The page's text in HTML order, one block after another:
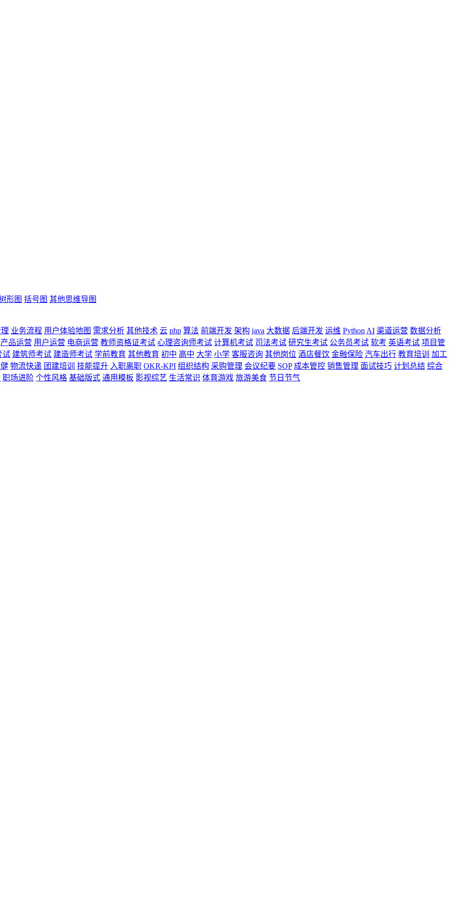
形图 括号图 其他思维导图
业务流程 用户体验地图 需求分析 其他技术 云 php 算法 前端开发 架构 java 大数据 后端开发 运维 Python AI 渠道运营 数据分析
产品运营 用户运营 电商运营 教师资格证考试 心理咨询师考试 计算机考试 司法考试 研究生考试 公务员考试 软考 英语考试 项目管
试 建筑师考试 建造师考试 学前教育 其他教育 初中 高中 大学 小学 客服咨询 其他岗位 酒店餐饮 金融保险 汽车出行 教育培训
加工
物流快递 团建培训 技能提升 入职离职 OKR-KPI 组织结构 采购管理 会议纪要 SOP 成本管控 销售管理 面试技巧 计划总结 综合
职场进阶 个性风格 基础版式 通用模板 影视综艺 生活常识 体育游戏 旅游美食 节日节气